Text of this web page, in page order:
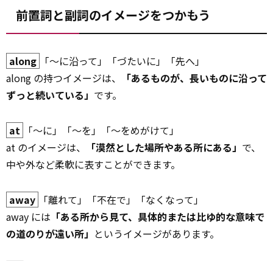
前置詞と副詞のイメージをつかもう
along
「～に沿って」「づたいに」「先へ」
along の持つイメージは、
「あるものが、長いものに沿って
ずっと続いている」 です。
at
「～に」「～を」「～をめがけて」
at のイメージは、
「漠然とした場所やある所にある」 で、
中や外など柔軟に表すことができます。
away
「離れて」「不在で」「なくなって」
away には 「ある所から見て、具体的または比ゆ的な意味で
の道のりが遠い所」 というイメージがあります。